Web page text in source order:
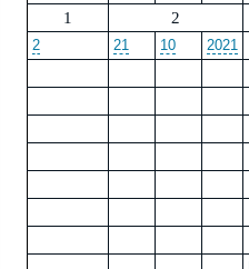
1 2
2 21 10 2021